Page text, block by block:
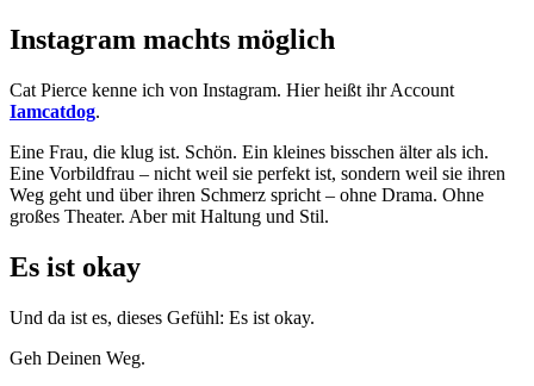
Instagram machts möglich
Cat Pierce kenne ich von Instagram. Hier heißt ihr Account
Iamcatdog.
Eine Frau, die klug ist. Schön. Ein kleines bisschen älter als ich.
Eine Vorbildfrau – nicht weil sie perfekt ist, sondern weil sie ihren
Weg geht und über ihren Schmerz spricht – ohne Drama. Ohne
großes Theater. Aber mit Haltung und Stil.
Es ist okay
Und da ist es, dieses Gefühl: Es ist okay.
Geh Deinen Weg.